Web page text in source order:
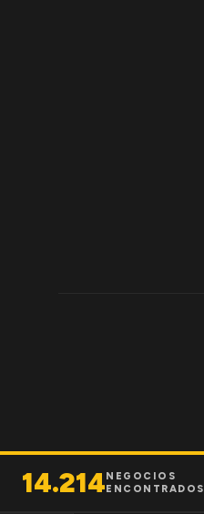
14.214NEGOCIOS
ENCONTRADOS